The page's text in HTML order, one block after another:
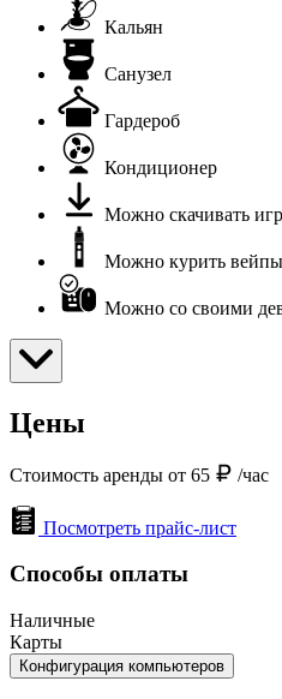
Кальян
Санузел
Гардероб
Кондиционер
Можно скачивать
Можно курить
Можно со своими
Цены
Стоимость аренды от 65 /час
Посмотреть прайс-лист
Способы оплаты
Наличные
Карты
Конфигурация компьютеров